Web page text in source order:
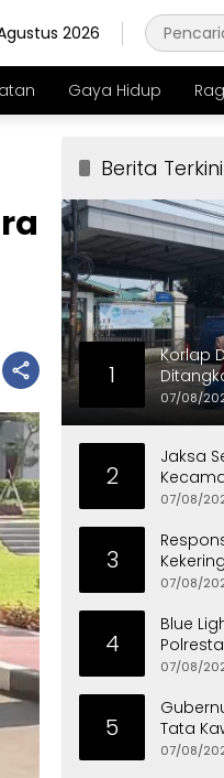
2026
Gaya Hidup
Berita Terkini
1
Korlap
07/08/
2
Jaksa
07/08/
3
07/08/
4
Blue
Aksi
07/08/
5
Tata
Serang
07/08/